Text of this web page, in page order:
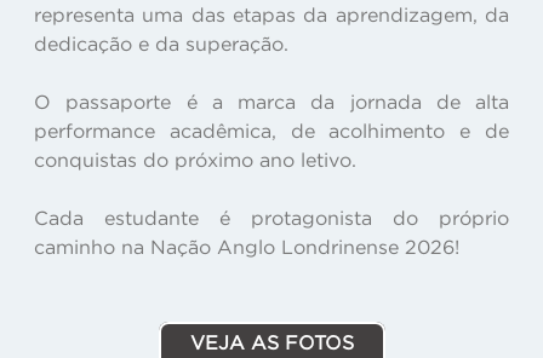
representa uma das etapas da aprendizagem, da
dedicação e da superação.
O passaporte é a marca da jornada de alta
performance acadêmica, de acolhimento e de
conquistas do próximo ano letivo.
Cada estudante é protagonista do próprio
caminho na Nação Anglo Londrinense 2026!
VEJA AS FOTOS